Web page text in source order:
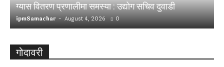
ग्यास वितरण प्रणालीमा समस्या : उद्योग सचिव दुवाडी
ipmSamachar - August 4, 2026 0
गोदावरी